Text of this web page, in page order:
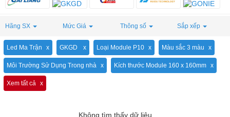
Hãng SX Mức Giá Thông số Sắp xếp
Led Ma Trận GKGD Loại Module P10 Màu sắc 3 màu
Môi Trường Sử Dụng Trong nhà Kích thước Module 160 x 160mm
Xem tất cả
Không tìm thấy dữ liệu